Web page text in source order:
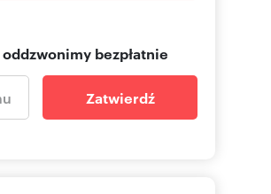
bezpłatnie
Zatwierdź